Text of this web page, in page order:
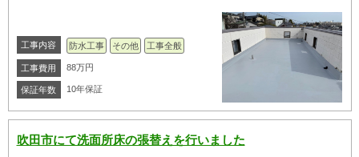
工事内容 防水工事 その他 工事全般
工事費用 88万円
保証年数 10年保証
吹田市にて洗面所床の張替えを行いました